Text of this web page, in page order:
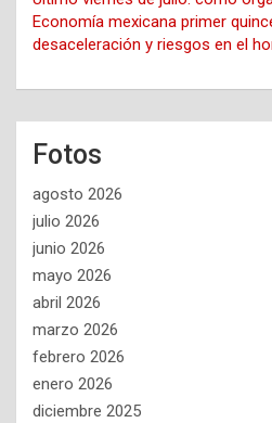
Economía mexicana primer
desaceleración y riesgos en el
Fotos
agosto 2026
julio 2026
junio 2026
mayo 2026
abril 2026
marzo 2026
febrero 2026
enero 2026
diciembre 2025